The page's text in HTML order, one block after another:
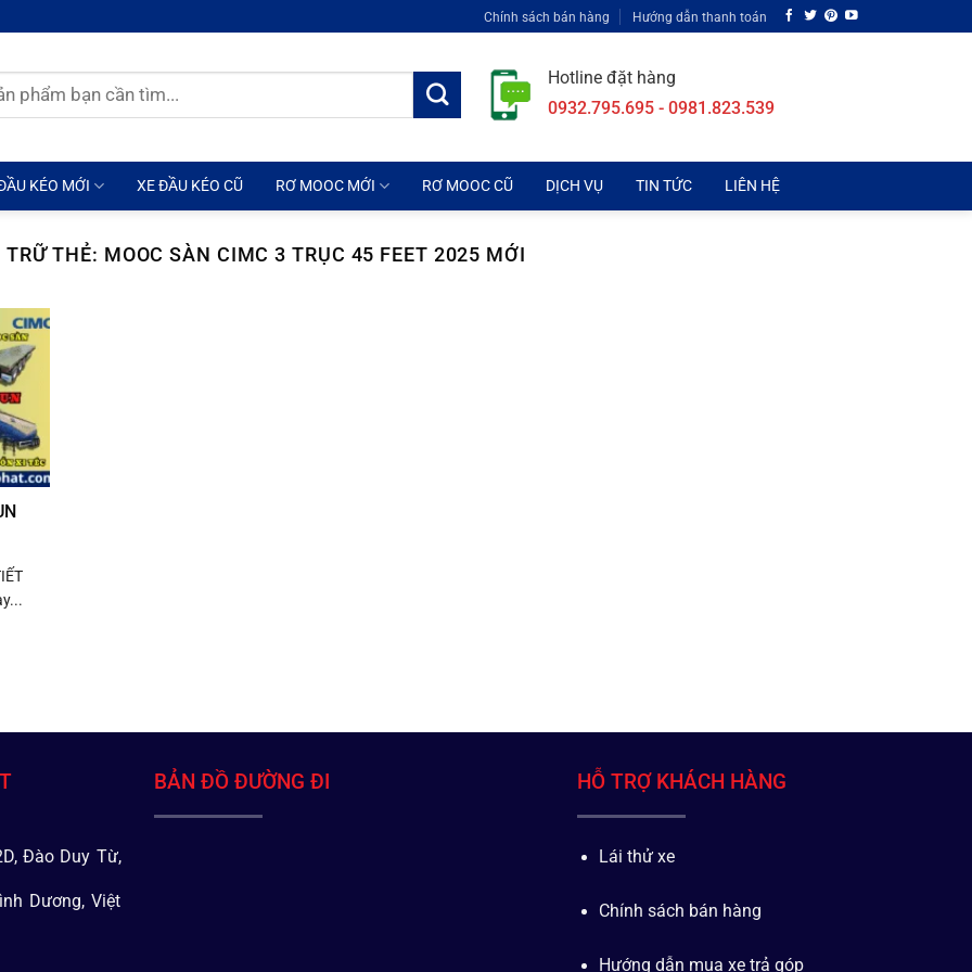
Chính sách bán hàng Hướng dẫn thanh toán
Hotline đặt hàng
0932.795.695 - 0981.823.539
KÉO MỚI XE ĐẦU KÉO CŨ RƠ MOOC MỚI RƠ MOOC CŨ DỊCH VỤ TIN TỨC LIÊN HỆ
TRỮ THẺ: MOOC SÀN CIMC 3 TRỤC 45 FEET 2025 MỚI
Đào Duy Từ,
Dương, Việt
BẢN ĐỒ ĐƯỜNG ĐI HỖ TRỢ KHÁCH HÀNG
Lái thử xe
Chính sách bán hàng
Hướng dẫn mua xe trả góp